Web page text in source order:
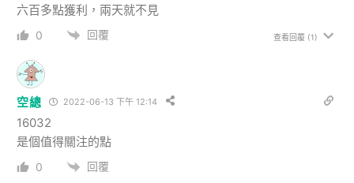
六百多點獲利，兩天就不見
0 回覆 查看回覆 (1)
空總 2022-06-13 下午 12:14
16032
是個值得關注的點
0 回覆